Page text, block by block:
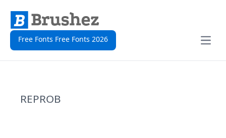
Free Fonts Free Fonts 2026
Open
REPROB